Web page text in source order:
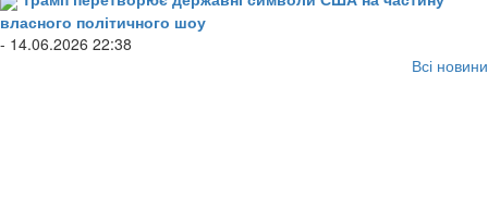
власного політичного шоу
- 14.06.2026 22:38
Всі новини